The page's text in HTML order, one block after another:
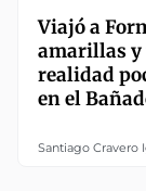
Viajó a
amarillas y
realidad
en el
Santiago Cravero